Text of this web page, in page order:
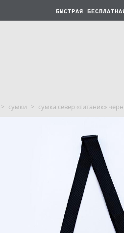
БЫСТРАЯ
> сумки > сумка север «титаник»